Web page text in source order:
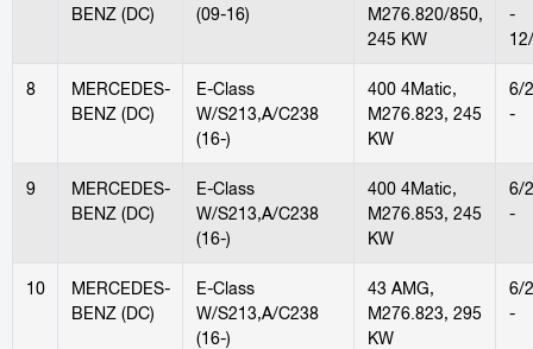
BENZ (DC)
(09-16)
M276.820/850,
245 KW
-
8
MERCEDES-
BENZ (DC)
E-Class
W/S213,A/C238
(16-)
400 4Matic,
M276.823, 245
KW
6/
-
9
MERCEDES-
BENZ (DC)
E-Class
W/S213,A/C238
(16-)
400 4Matic,
M276.853, 245
KW
6/
-
10
MERCEDES-
BENZ (DC)
E-Class
W/S213,A/C238
(16-)
43 AMG,
M276.823, 295
KW
6/
-